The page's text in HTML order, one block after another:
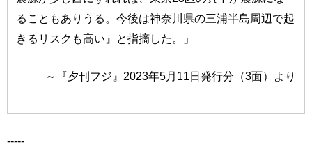
ることもありうる。今後は神奈川県の三浦半島周辺で起
きるリスクも高い』と指摘した。」
～『夕刊フジ』2023年5月11日発行分（3面）より
-----